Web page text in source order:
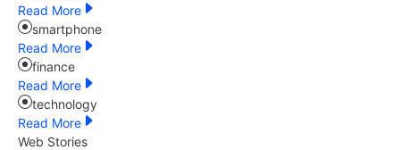
Read More
smartphone
Read More
finance
Read More
technology
Read More
Web Stories